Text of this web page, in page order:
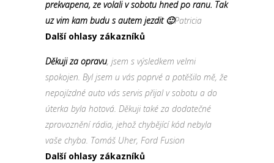
prekvapena, ze volali v sobotu hned po ranu. Tak
uz vim kam budu s autem jezdit 🙂Patricia
Další ohlasy zákazníků
Děkuji za opravu, jsem s výsledkem velmi
spokojen. Byl jsem u vás poprvé a potěšilo mě, že
nepojízdné auto vás servis přijal v sobotu a do
úterka byla hotová. Děkuji také za dodatečné
zprovoznění rádia, jehož chybějící kód nebyla
vaše chyba. Tomáš Uher, Ford Fusion
Další ohlasy zákazníků